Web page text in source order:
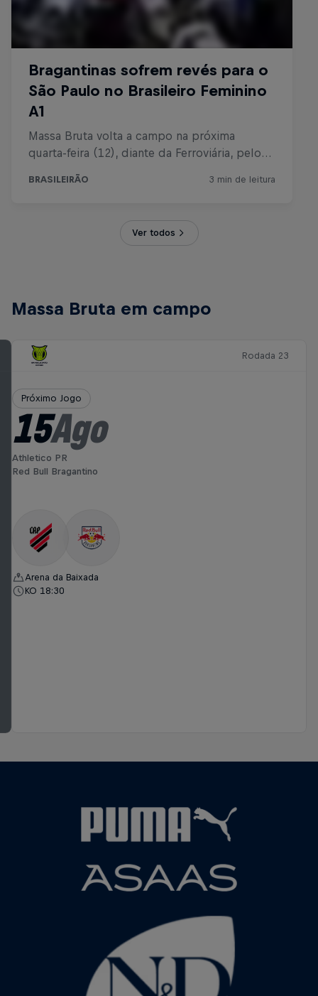
Ver todos
Massa Bruta em campo
Rodada 23
Próximo Jogo
15Ago
Athletico PR
Red Bull Bragantino
Arena da Baixada
KO 18:30